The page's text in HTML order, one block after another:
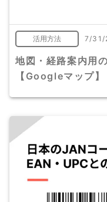
活用方法 7/31/
地図・経路案内用
【Googleマップ】